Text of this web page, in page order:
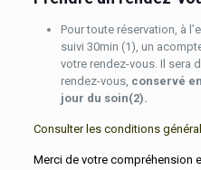
Pour toute réservation, à
suivi 30min (1), un
votre rendez-vous. Il sera
rendez-vous, conservé
jour du soin(2).
Consulter les conditions
Merci de votre compréhension